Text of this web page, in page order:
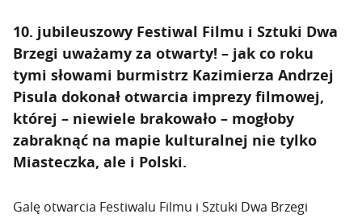
10. jubileuszowy Festiwal Filmu i Sztuki Dwa
Brzegi uważamy za otwarty! – jak co roku
tymi słowami burmistrz Kazimierza Andrzej
Pisula dokonał otwarcia imprezy filmowej,
której – niewiele brakowało – mogłoby
zabraknąć na mapie kulturalnej nie tylko
Miasteczka, ale i Polski.
Galę otwarcia Festiwalu Filmu i Sztuki Dwa Brzegi